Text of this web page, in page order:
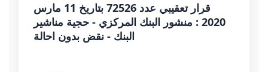
قرار تعقيبي عدد 72526 بتاريخ 11 مارس
2020 : منشور البنك المركزي - حجية مناشير
البنك - نقض بدون احالة